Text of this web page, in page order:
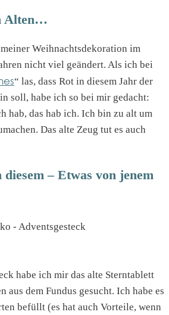
Alten…
Weihnachtsdekoration im
nicht viel geändert. Als ich bei
“ las, dass Rot in diesem Jahr der
soll, habe ich so bei mir gedacht:
hab, das hab ich. Ich bin zu alt um
Das alte Zeug tut es auch
– Etwas von jenem
habe ich mir das alte Sterntablett
aus dem Fundus gesucht. Ich habe es
befüllt (es hat auch Vorteile, wenn